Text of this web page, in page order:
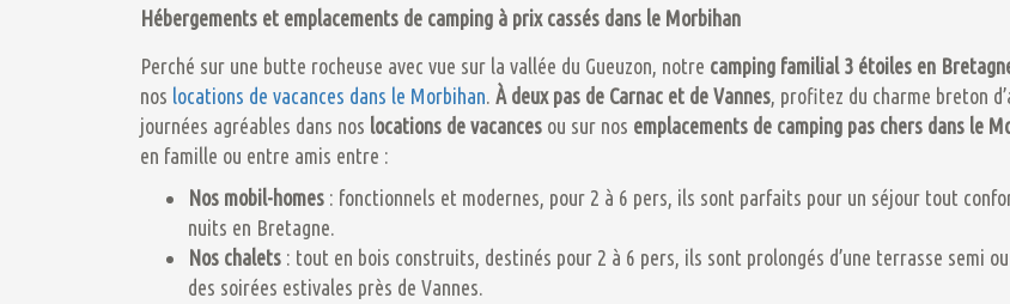
Hébergements et emplacements de camping à prix cassés dans le Morbihan
Perché sur une butte rocheuse avec vue sur la vallée du Gueuzon, notre camping familial 3 étoiles en
nos locations de vacances dans le Morbihan. À deux pas de Carnac et de Vannes, profitez du charme breton
journées agréables dans nos locations de vacances ou sur nos emplacements de camping pas chers dans le
en famille ou entre amis entre :
Nos mobil-homes : fonctionnels et modernes, pour 2 à 6 pers, ils sont parfaits pour un séjour tout
nuits en Bretagne.
Nos chalets : tout en bois construits, destinés pour 2 à 6 pers, ils sont prolongés d’une terrasse semi
des soirées estivales près de Vannes.